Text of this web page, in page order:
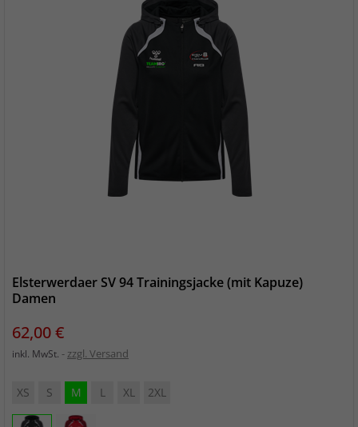
Elsterwerdaer SV 94 Trainingsjacke (mit Kapuze)
Damen
Preis
62,00 €
inkl. MwSt. zzgl. Versand
XS S M L XL 2XL